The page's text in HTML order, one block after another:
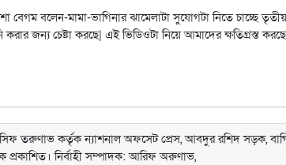
বলেন-মামা-ভাগিনার ঝামেলাটা সুযোগটা নিতে চাচ্ছে
জন্য চেষ্টা করছে| এই ভিডিওটা নিয়ে আমাদের ক্ষতিগ্রস্ত
তরুণাভ কর্তৃক ন্যাশনাল অফসেট প্রেস, আবদুর রশিদ সড়ক,
প্রকাশিত। নির্বাহী সম্পাদক: আরিফ অরুণাভ,